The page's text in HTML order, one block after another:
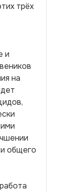
трёх
и
на
общего